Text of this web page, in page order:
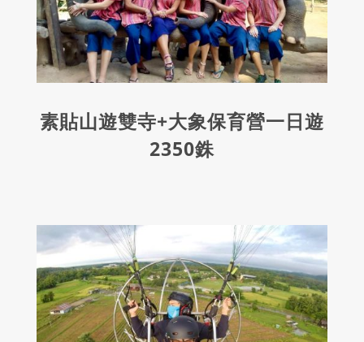
素貼山遊雙寺+大象保育營一日遊
2350銖